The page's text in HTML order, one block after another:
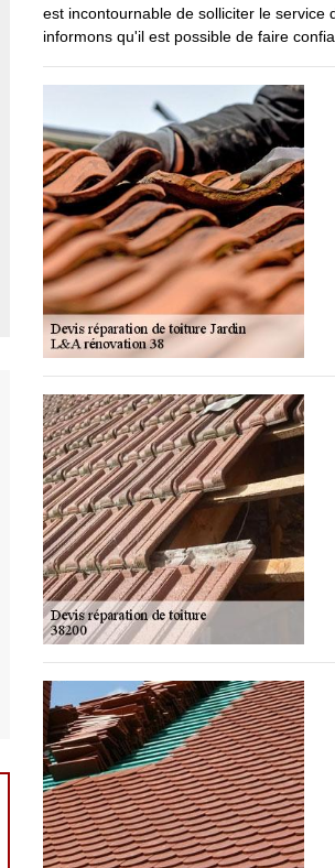
est incontournable de solliciter le
informons qu'il est possible de faire